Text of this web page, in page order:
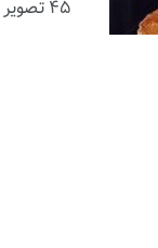
۴۵ تصویر